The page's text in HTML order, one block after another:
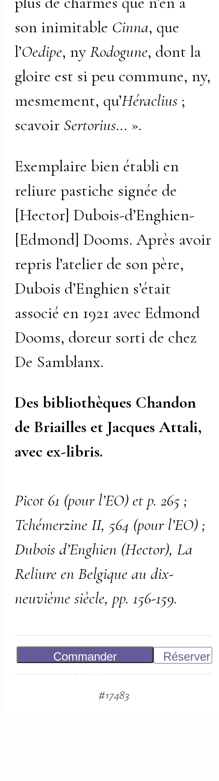
son inimitable Cinna, que
l’Oedipe, nyRodogune, dont la
gloire est si peu commune, ny,
mesmement, qu’Héraclius ;
scavoir Sertorius… ».
Exemplaire bien établi en
reliure pastiche signée de
[Hector] Dubois-d’Enghien-
[Edmond] Dooms. Après avoir
repris l’atelier de son père,
Dubois d’Enghien s’était
associé en 1921 avec Edmond
Dooms, doreur sorti de chez
De Samblanx.
Des bibliothèques Chandon
de Briailles et Jacques Attali,
avec ex-libris.
Picot 61 (pour l’EO) et p. 265 ;
Tchémerzine II, 564 (pour l’EO) ;
Dubois d’Enghien (Hector), La
Reliure en Belgique au dix-
neuvième siècle, pp. 156-159.
Commander
Réserver
#17483